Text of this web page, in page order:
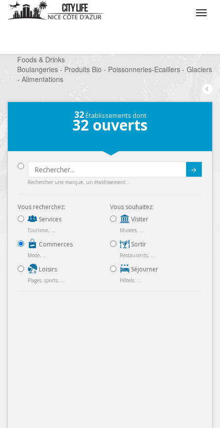
Foods & Drinks
/
Boulangeries - Produits Bio - Poissonneries-Ecaillers - Glaciers
- Alimentations
32Établissements dont
32 ouverts
Rechercher une marque, un établissement...
Vous recherchez:
Services
Tourisme, ...
Commerces
Mode, ...
Loisirs
Plages, sports, ...
Vous souhaitez:
Visiter
Musées, ...
Sortir
Restaurants, ...
Séjourner
Hôtels, ...